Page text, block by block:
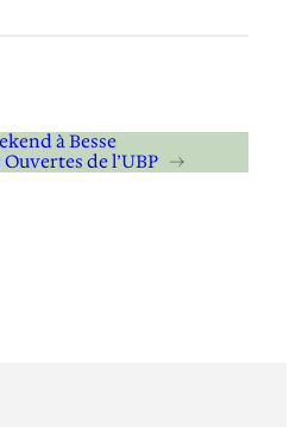
à Besse
de l’UBP →